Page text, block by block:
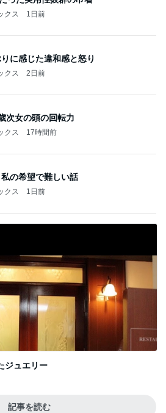
クス 1日前
に感じた違和感と怒り
クス 2日前
次女の頭の回転力
クス 17時間前
の希望で難しい話
クス 1日前
ジュエリー
記事を読む